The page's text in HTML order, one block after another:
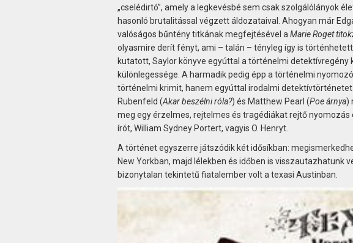
„cselédirtó”, amely a legkevésbé sem csak szolgálólányok
hasonló brutalitással végzett áldozataival. Ahogyan már
valóságos bűntény titkának megfejtésével aMarie Roget
olyasmire derít fényt, ami – talán – tényleg így is
kutatott, Saylor könyve egyúttal a történelmi
különlegessége. A harmadik pedig épp a történelmi
történelmi krimit, hanem egyúttal irodalmi detektívtörténetet
Rubenfeld (Akar beszélni róla?) és Matthew Pearl (Poe árnya)
meg egy érzelmes, rejtelmes és tragédiákat rejtő
írót, William Sydney Portert, vagyis O. Henryt.
A történet egyszerre játszódik két idősíkban:
New Yorkban, majd lélekben és időben is visszautazhatunk
bizonytalan tekintetű fiatalember volt a texasi Austinban.